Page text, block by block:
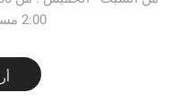
2:00 مساءً - الى 8:00 مساءً